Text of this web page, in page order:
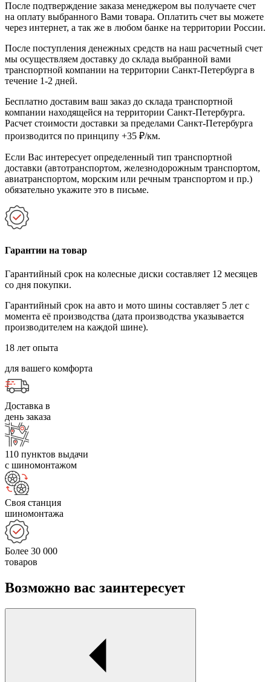
После подтверждение заказа менеджером вы получаете счет
на оплату выбранного Вами товара. Оплатить счет вы можете
через интернет, а так же в любом банке на территории России.
После поступления денежных средств на наш расчетный счет
мы осуществляем доставку до склада выбранной вами
транспортной компании на территории Санкт-Петербурга в
течение 1-2 дней.
Бесплатно доставим ваш заказ до склада транспортной
компании находящейся на территории Санкт-Петербурга.
Расчет стоимости доставки за пределами Санкт-Петербурга
производится по принципу +35 ₽/км.
Если Вас интересует определенный тип транспортной
доставки (автотранспортом, железнодорожным транспортом,
авиатранспортом, морским или речным транспортом и пр.)
обязательно укажите это в письме.
Гарантии на товар
Гарантийный срок на колесные диски составляет 12 месяцев
со дня покупки.
Гарантийный срок на авто и мото шины составляет 5 лет с
момента её производства (дата производства указывается
производителем на каждой шине).
18 лет опыта
для вашего комфорта
Доставка в
день заказа
110 пунктов выдачи
с шиномонтажом
Своя станция
шиномонтажа
Более 30 000
товаров
Возможно вас заинтересует